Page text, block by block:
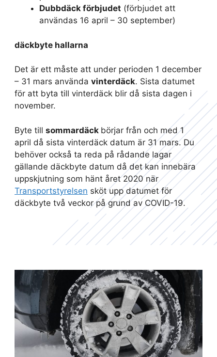
Dubbdäck förbjudet (förbjudet att
användas 16 april – 30 september)
däckbyte hallarna
Det är ett måste att under perioden 1 december
– 31 mars använda vinterdäck. Sista datumet
för att byta till vinterdäck blir då sista dagen i
november.
Byte till sommardäck börjar från och med 1
april då sista vinterdäck datum är 31 mars. Du
behöver också ta reda på rådande lagar
gällande däckbyte datum då det kan innebära
uppskjutning som hänt året 2020 när
Transportstyrelsen sköt upp datumet för
däckbyte två veckor på grund av COVID-19.